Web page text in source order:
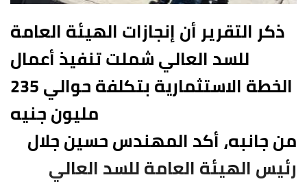
ت
ر
و
ن
ا
ذكر التقرير أن إنجازات الهيئة العامة
للسد العالي شملت تنفيذ أعمال
الخطة الاستثمارية بتكلفة حوالي 235
مليون جنيه
من جانبه، أكد المهندس حسين جلال
رئيس الهيئة العامة للسد العالي